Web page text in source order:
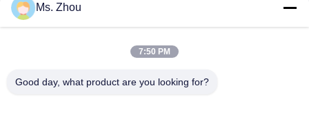
ঠিকানা
Ms. Zhou
7:50 PM
Good day, what product are you looking for?